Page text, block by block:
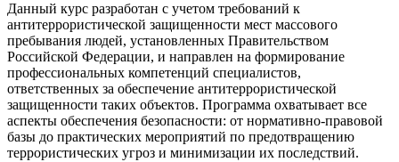
Данный курс разработан с учетом требований к
антитеррористической защищенности мест массового
пребывания людей, установленных Правительством
Российской Федерации, и направлен на формирование
профессиональных компетенций специалистов,
ответственных за обеспечение антитеррористической
защищенности таких объектов. Программа охватывает все
аспекты обеспечения безопасности: от нормативно-правовой
базы до практических мероприятий по предотвращению
террористических угроз и минимизации их последствий.